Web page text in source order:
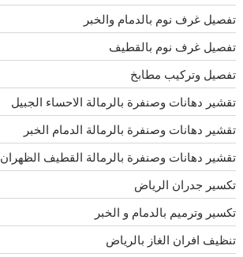
تفصيل غرف نوم بالدمام والخبر
تفصيل غرف نوم بالقطيف
تفصيل وتركيب مطابخ
تقشير دهانات وصنفرة بالرمالة الاحساء الجبيل
تقشير دهانات وصنفرة بالرمالة الدمام الخبر
تقشير دهانات وصنفرة بالرمالة القطيف الظهران
تكسير جدران الرياض
تكسير وترميم بالدمام و الخبر
تنظيف افران الغاز بالرياض